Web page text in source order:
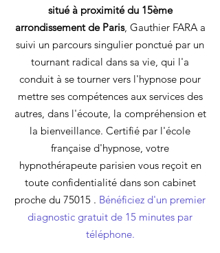
situé à proximité du 15ème
arrondissement de Paris, Gauthier FARA a
suivi un parcours singulier ponctué par un
tournant radical dans sa vie, qui l'a
conduit à se tourner vers l'hypnose pour
mettre ses compétences aux services des
autres, dans l'écoute, la compréhension et
la bienveillance. Certifié par l'école
française d'hypnose, votre
hypnothérapeute parisien vous reçoit en
toute confidentialité dans son cabinet
proche du 75015 . Bénéficiez d'un premier
diagnostic gratuit de 15 minutes par
téléphone.